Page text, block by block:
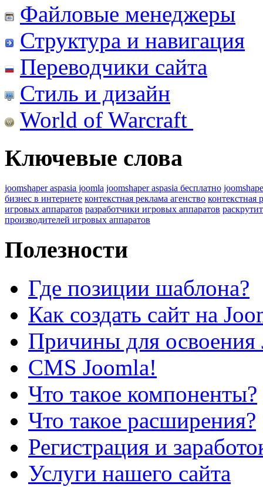
Файловые менеджеры
Структура и навигация
Переводчики сайта
Стиль и дизайн
World of Warcraft
Ключевые слова
joomshaper aspasia joomla joomshaper aspasia бесплатно
бизнес в интернете контекстная реклама агенство контекстная
игровых аппаратов разработчики игровых аппаратов
производителей игровых аппаратов
Полезности
Где позиции шаблона?
Как создать сайт на
Причины для освоения
CMS Joomla!
Что такое компоненты?
Что такое расширения?
Регистрация и
Услуги нашего сайта